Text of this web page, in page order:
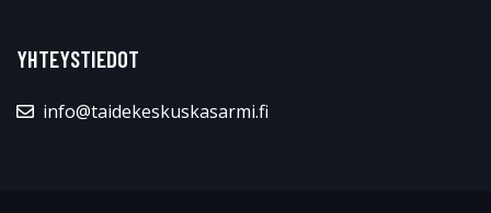
YHTEYSTIEDOT
info@taidekeskuskasarmi.fi